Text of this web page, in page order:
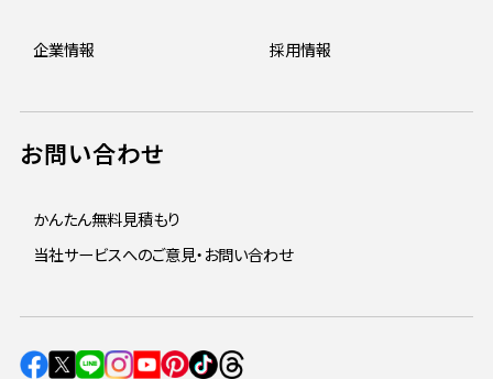
企業情報 採用情報
お問い合わせ
かんたん無料見積もり
当社サービスへのご意見・お問い合わせ